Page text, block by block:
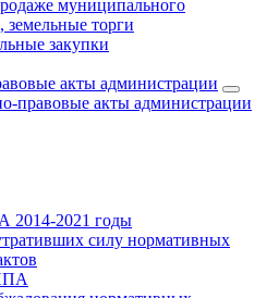
муниципального
земельные торги
закупки
акты администрации
правовые акты администрации
2014-2021 годы
силу нормативных